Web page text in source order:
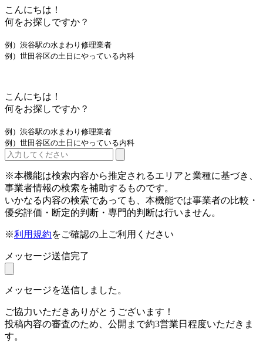
こんにちは！
何をお探しですか？
例）渋谷駅の水まわり修理業者
例）世田谷区の土日にやっている内科
こんにちは！
何をお探しですか？
例）渋谷駅の水まわり修理業者
例）世田谷区の土日にやっている内科
※本機能は検索内容から推定されるエリアと業種に基づき、
事業者情報の検索を補助するものです。
いかなる内容の検索であっても、本機能では事業者の比較・
優劣評価・断定的判断・専門的判断は行いません。
※利用規約をご確認の上ご利用ください
メッセージ送信完了
メッセージを送信しました。
ご協力いただきありがとうございます！
投稿内容の審査のため、公開まで約3営業日程度いただきま
す。